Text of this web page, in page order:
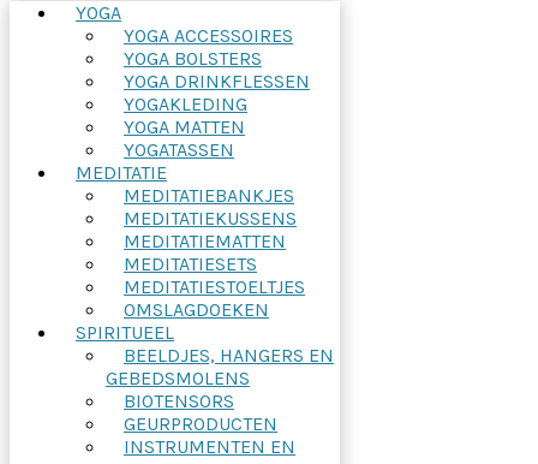
YOGA
YOGA ACCESSOIRES
YOGA BOLSTERS
YOGA DRINKFLESSEN
YOGAKLEDING
YOGA MATTEN
YOGATASSEN
MEDITATIE
MEDITATIEBANKJES
MEDITATIEKUSSENS
MEDITATIEMATTEN
MEDITATIESETS
MEDITATIESTOELTJES
OMSLAGDOEKEN
SPIRITUEEL
BEELDJES, HANGERS EN
GEBEDSMOLENS
BIOTENSORS
GEURPRODUCTEN
INSTRUMENTEN EN